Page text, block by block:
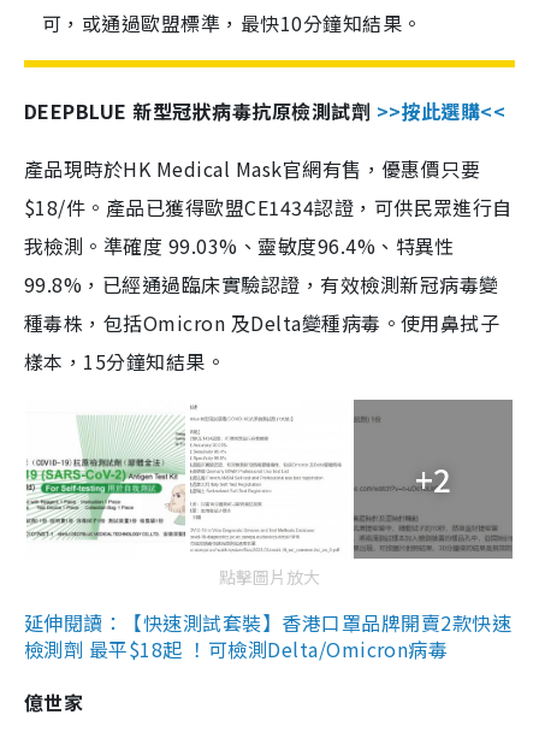
可，或通過歐盟標準，最快10分鐘知結果。
DEEPBLUE 新型冠狀病毒抗原檢測試劑 >>按此選購<<
產品現時於HK Medical Mask官網有售，優惠價只要
$18/件。產品已獲得歐盟CE1434認證，可供民眾進行自
我檢測。準確度 99.03%、靈敏度96.4%、特異性
99.8%，已經通過臨床實驗認證，有效檢測新冠病毒變
種毒株，包括Omicron 及Delta變種病毒。使用鼻拭子
樣本，15分鐘知結果。
+2
點擊圖片放大
延伸閱讀：【快速測試套裝】香港口罩品牌開賣2款快速
檢測劑 最平$18起 ！可檢測Delta/Omicron病毒
億世家